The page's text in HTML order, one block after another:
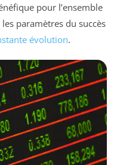
pour l’ensemble
paramètres du succès
évolution.